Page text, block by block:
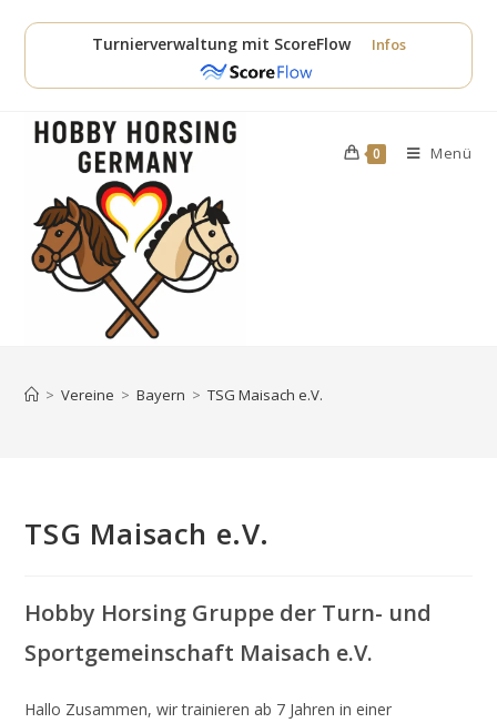
Inhalt
Turnierverwaltung mit ScoreFlow Infos
0 Menü
> Vereine > Bayern > TSG Maisach e.V.
TSG Maisach e.V.
Hobby Horsing Gruppe der Turn- und
Sportgemeinschaft Maisach e.V.
Hallo Zusammen, wir trainieren ab 7 Jahren in einer